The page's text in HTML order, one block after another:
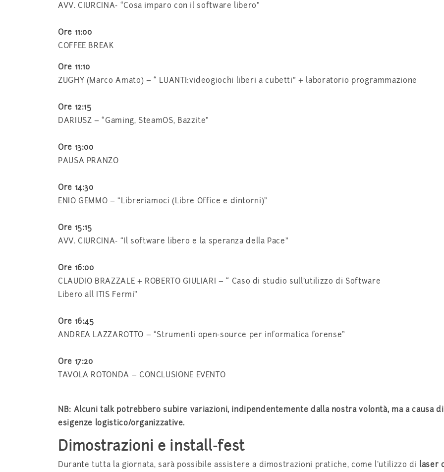
AVV. CIURCINA- “Cosa imparo con il software libero”
Ore 11:00
COFFEE BREAK
Ore 11:10
ZUGHY (Marco Amato) – “ LUANTI:videogiochi liberi a cubetti” + laboratorio programmazione
Ore 12:15
DARIUSZ – “Gaming, SteamOS, Bazzite”
Ore 13:00
PAUSA PRANZO
Ore 14:30
ENIO GEMMO – “Libreriamoci (Libre Office e dintorni)”
Ore 15:15
AVV. CIURCINA- “Il software libero e la speranza della Pace”
Ore 16:00
CLAUDIO BRAZZALE + ROBERTO GIULIARI – “ Caso di studio sull’utilizzo di Software
Libero all ITIS Fermi”
Ore 16:45
ANDREA LAZZAROTTO – “Strumenti open-source per informatica forense”
Ore 17:20
TAVOLA ROTONDA – CONCLUSIONE EVENTO
NB: Alcuni talk potrebbero subire variazioni, indipendentemente dalla nostra volontà, ma a causa di
esigenze logistico/organizzative.
Dimostrazioni e install-fest
Durante tutta la giornata, sarà possibile assistere a dimostrazioni pratiche, come l’utilizzo di laser